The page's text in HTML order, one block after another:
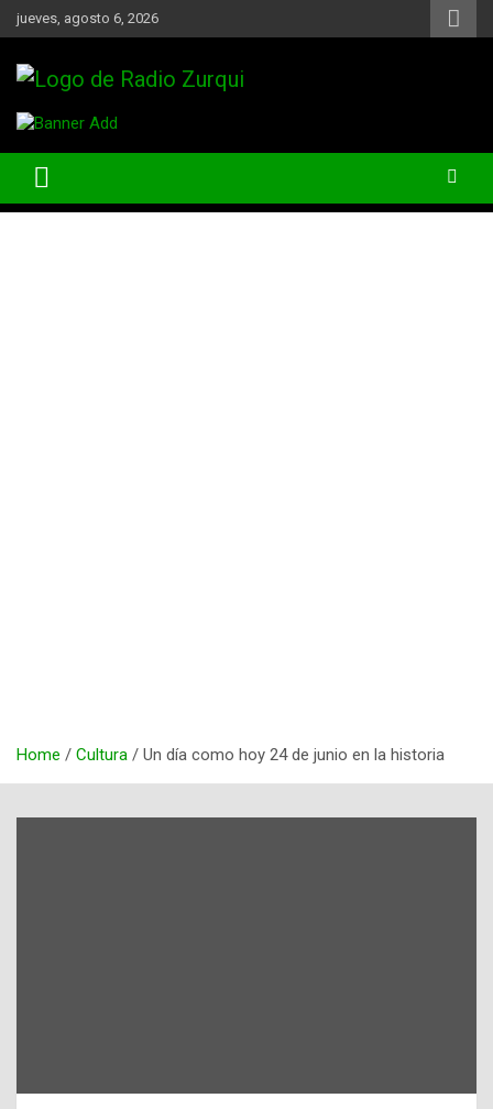
Skip
to
jueves, agosto 6, 2026
Radio Zurqui
Home Cultura Un día como hoy 24 de junio en la historia